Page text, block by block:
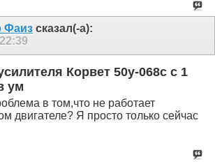
Фаиз сказал(-а):
22:39
Корвет 50у-068с с 1
ум
в том,что не работает
двигателе? Я просто только сейчас